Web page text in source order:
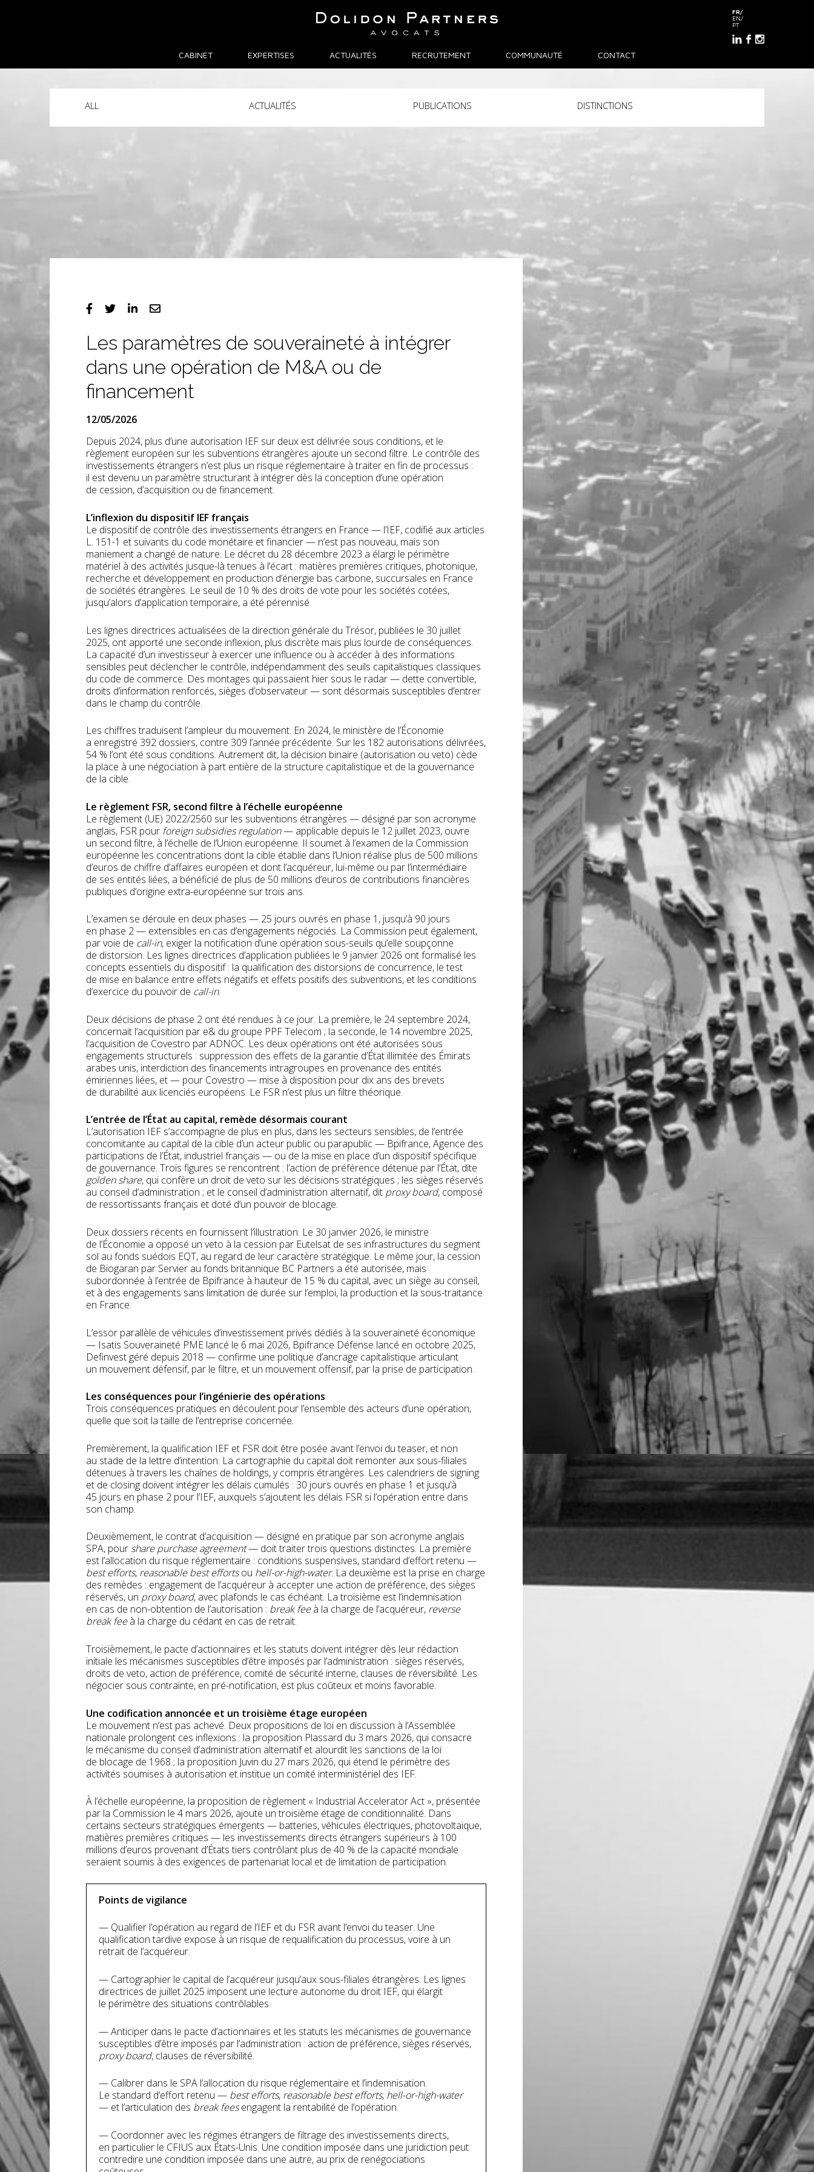
CABINET EXPERTISES ACTUALITÉS
ALL ACTUALITÉS PUBLICATIONS DISTINCTIONS
RECRUTEMENT COMMUNAUTÉ CONTACT
FR
EN
PT
Les paramètres de souveraineté à intégrer
dans une opération de M&A ou de
financement
12/05/2026
Depuis 2024, plus d’une autorisation IEF sur deux est délivrée sous conditions, et le
règlement européen sur les subventions étrangères ajoute un second filtre. Le contrôle des
investissements étrangers n’est plus un risque réglementaire à traiter en fin de processus :
il est devenu un paramètre structurant à intégrer dès la conception d’une opération
de cession, d’acquisition ou de financement.
L’inflexion du dispositif IEF français
Le dispositif de contrôle des investissements étrangers en France — l’IEF, codifié aux articles
L. 151-1 et suivants du code monétaire et financier — n’est pas nouveau, mais son
maniement a changé de nature. Le décret du 28 décembre 2023 a élargi le périmètre
matériel à des activités jusque-là tenues à l’écart : matières premières critiques, photonique,
recherche et développement en production d’énergie bas carbone, succursales en France
de sociétés étrangères. Le seuil de 10 % des droits de vote pour les sociétés cotées,
jusqu’alors d’application temporaire, a été pérennisé.
Les lignes directrices actualisées de la direction générale du Trésor, publiées le 30 juillet
2025, ont apporté une seconde inflexion, plus discrète mais plus lourde de conséquences.
La capacité d’un investisseur à exercer une influence ou à accéder à des informations
sensibles peut déclencher le contrôle, indépendamment des seuils capitalistiques classiques
du code de commerce. Des montages qui passaient hier sous le radar — dette convertible,
droits d’information renforcés, sièges d’observateur — sont désormais susceptibles d’entrer
dans le champ du contrôle.
Les chiffres traduisent l’ampleur du mouvement. En 2024, le ministère de l’Économie
a enregistré 392 dossiers, contre 309 l’année précédente. Sur les 182 autorisations délivrées,
54 % l’ont été sous conditions. Autrement dit, la décision binaire (autorisation ou veto) cède
la place à une négociation à part entière de la structure capitalistique et de la gouvernance
de la cible.
Le règlement FSR, second filtre à l’échelle européenne
Le règlement (UE) 2022/2560 sur les subventions étrangères — désigné par son acronyme
anglais, FSR pour foreign subsidies regulation— applicable depuis le 12 juillet 2023, ouvre
un second filtre, à l’échelle de l’Union européenne. Il soumet à l’examen de la Commission
européenne les concentrations dont la cible établie dans l’Union réalise plus de 500 millions
d’euros de chiffre d’affaires européen et dont l’acquéreur, lui-même ou par l’intermédiaire
de ses entités liées, a bénéficié de plus de 50 millions d’euros de contributions financières
publiques d’origine extra-européenne sur trois ans.
L’examen se déroule en deux phases — 25 jours ouvrés en phase 1, jusqu’à 90 jours
en phase 2 — extensibles en cas d’engagements négociés. La Commission peut également,
par voie de call-in, exiger la notification d’une opération sous-seuils qu’elle soupçonne
de distorsion. Les lignes directrices d’application publiées le 9 janvier 2026 ont formalisé les
concepts essentiels du dispositif : la qualification des distorsions de concurrence, le test
de mise en balance entre effets négatifs et effets positifs des subventions, et les conditions
d’exercice du pouvoir de call-in.
Deux décisions de phase 2 ont été rendues à ce jour. La première, le 24 septembre 2024,
concernait l’acquisition par e& du groupe PPF Telecom ; la seconde, le 14 novembre 2025,
l’acquisition de Covestro par ADNOC. Les deux opérations ont été autorisées sous
engagements structurels : suppression des effets de la garantie d’État illimitée des Émirats
arabes unis, interdiction des financements intragroupes en provenance des entités
émiriennes liées, et — pour Covestro — mise à disposition pour dix ans des brevets
de durabilité aux licenciés européens. Le FSR n’est plus un filtre théorique.
L’entrée de l’État au capital, remède désormais courant
L’autorisation IEF s’accompagne de plus en plus, dans les secteurs sensibles, de l’entrée
concomitante au capital de la cible d’un acteur public ou parapublic — Bpifrance, Agence des
participations de l’État, industriel français — ou de la mise en place d’un dispositif spécifique
de gouvernance. Trois figures se rencontrent : l’action de préférence détenue par l’État, dite
golden share, qui confère un droit de veto sur les décisions stratégiques ; les sièges réservés
au conseil d’administration ; et le conseil d’administration alternatif, dit proxy board, composé
de ressortissants français et doté d’un pouvoir de blocage.
Deux dossiers récents en fournissent l’illustration. Le 30 janvier 2026, le ministre
de l’Économie a opposé un veto à la cession par Eutelsat de ses infrastructures du segment
sol au fonds suédois EQT, au regard de leur caractère stratégique. Le même jour, la cession
de Biogaran par Servier au fonds britannique BC Partners a été autorisée, mais
subordonnée à l’entrée de Bpifrance à hauteur de 15 % du capital, avec un siège au conseil,
et à des engagements sans limitation de durée sur l’emploi, la production et la sous-traitance
en France.
L’essor parallèle de véhicules d’investissement privés dédiés à la souveraineté économique
— Isatis Souveraineté PME lancé le 6 mai 2026, Bpifrance Défense lancé en octobre 2025,
Definvest géré depuis 2018 — confirme une politique d’ancrage capitalistique articulant
un mouvement défensif, par le filtre, et un mouvement offensif, par la prise de participation.
Les conséquences pour l’ingénierie des opérations
Trois conséquences pratiques en découlent pour l’ensemble des acteurs d’une opération,
quelle que soit la taille de l’entreprise concernée.
Premièrement, la qualification IEF et FSR doit être posée avant l’envoi du teaser, et non
au stade de la lettre d’intention. La cartographie du capital doit remonter aux sous-filiales
détenues à travers les chaînes de holdings, y compris étrangères. Les calendriers de signing
et de closing doivent intégrer les délais cumulés : 30 jours ouvrés en phase 1 et jusqu’à
45 jours en phase 2 pour l’IEF, auxquels s’ajoutent les délais FSR si l’opération entre dans
son champ.
Deuxièmement, le contrat d’acquisition — désigné en pratique par son acronyme anglais
SPA, pour share purchase agreement— doit traiter trois questions distinctes. La première
est l’allocation du risque réglementaire : conditions suspensives, standard d’effort retenu —
best efforts, reasonable best effortsou hell-or-high-water. La deuxième est la prise en charge
des remèdes : engagement de l’acquéreur à accepter une action de préférence, des sièges
réservés, un proxy board, avec plafonds le cas échéant. La troisième est l’indemnisation
en cas de non-obtention de l’autorisation : break feeà la charge de l’acquéreur, reverse
break feeà la charge du cédant en cas de retrait.
Troisièmement, le pacte d’actionnaires et les statuts doivent intégrer dès leur rédaction
initiale les mécanismes susceptibles d’être imposés par l’administration : sièges réservés,
droits de veto, action de préférence, comité de sécurité interne, clauses de réversibilité. Les
négocier sous contrainte, en pré-notification, est plus coûteux et moins favorable.
Une codification annoncée et un troisième étage européen
Le mouvement n’est pas achevé. Deux propositions de loi en discussion à l’Assemblée
nationale prolongent ces inflexions : la proposition Plassard du 3 mars 2026, qui consacre
le mécanisme du conseil d’administration alternatif et alourdit les sanctions de la loi
de blocage de 1968 ; la proposition Juvin du 27 mars 2026, qui étend le périmètre des
activités soumises à autorisation et institue un comité interministériel des IEF.
À l’échelle européenne, la proposition de règlement « Industrial Accelerator Act », présentée
par la Commission le 4 mars 2026, ajoute un troisième étage de conditionnalité. Dans
certains secteurs stratégiques émergents — batteries, véhicules électriques, photovoltaïque,
matières premières critiques — les investissements directs étrangers supérieurs à 100
millions d’euros provenant d’États tiers contrôlant plus de 40 % de la capacité mondiale
seraient soumis à des exigences de partenariat local et de limitation de participation.
Points de vigilance
— Qualifier l’opération au regard de l’IEF et du FSR avant l’envoi du teaser. Une
qualification tardive expose à un risque de requalification du processus, voire à un
retrait de l’acquéreur.
— Cartographier le capital de l’acquéreur jusqu’aux sous-filiales étrangères. Les lignes
directrices de juillet 2025 imposent une lecture autonome du droit IEF, qui élargit
le périmètre des situations contrôlables.
— Anticiper dans le pacte d’actionnaires et les statuts les mécanismes de gouvernance
susceptibles d’être imposés par l’administration : action de préférence, sièges réservés,
proxy board, clauses de réversibilité.
— Calibrer dans le SPA l’allocation du risque réglementaire et l’indemnisation.
Le standard d’effort retenu — best efforts, reasonable best efforts, hell-or-high-water
— et l’articulation des break feesengagent la rentabilité de l’opération.
— Coordonner avec les régimes étrangers de filtrage des investissements directs,
en particulier le CFIUS aux États-Unis. Une condition imposée dans une juridiction peut
contredire une condition imposée dans une autre, au prix de renégociations